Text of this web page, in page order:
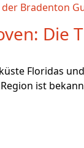
Die
Floridas
ist